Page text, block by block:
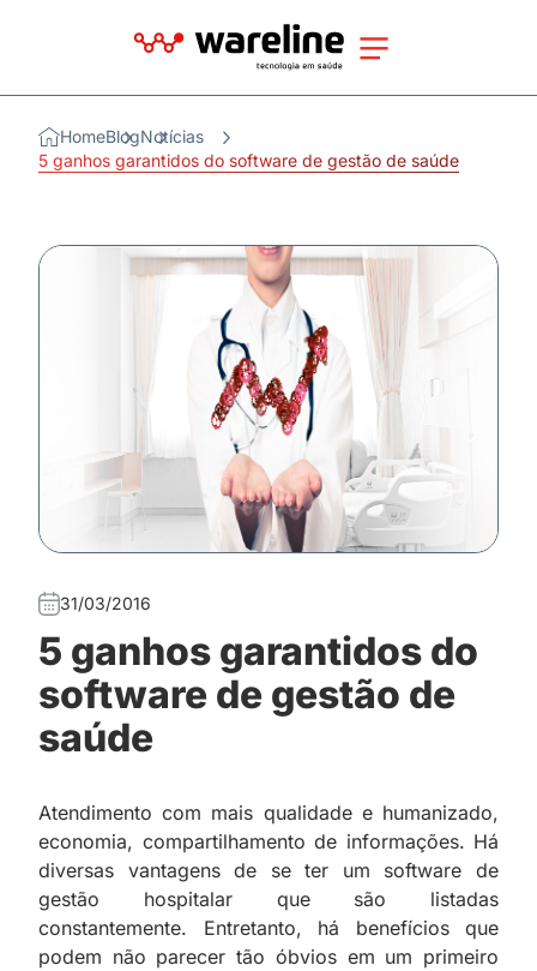
HomeBlogNotícias
5 ganhos garantidos do software de gestão de saúde
31/03/2016
5 ganhos garantidos do
software de gestão de
saúde
Atendimento com mais qualidade e humanizado,
economia, compartilhamento de informações. Há
diversas vantagens de se ter um software de
gestão hospitalar que são listadas
constantemente. Entretanto, há benefícios que
podem não parecer tão óbvios em um primeiro